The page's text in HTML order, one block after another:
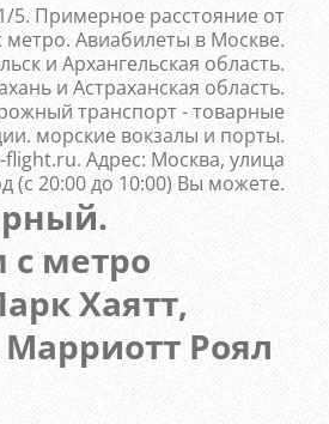
5. Примерное расстояние от
Авиабилеты в Москве.
и Архангельская область.
и Астраханская область.
транспорт - товарные
морские вокзалы и порты.
Адрес: Москва, улица
(с 20:00 до 10:00) Вы можете.
метро
Хаятт,
Роял